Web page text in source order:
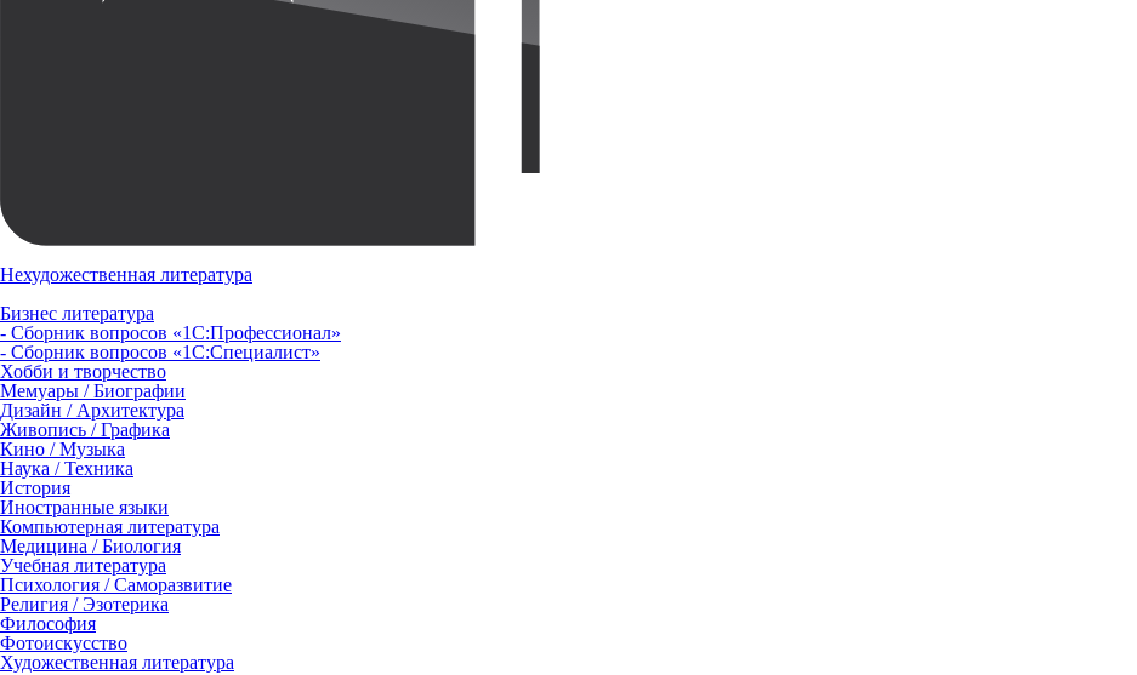
Нехудожественная литература
Бизнес литература
- Сборник вопросов «1С:Профессионал»
- Сборник вопросов «1С:Специалист»
Хобби и творчество
Мемуары / Биографии
Дизайн / Архитектура
Живопись / Графика
Кино / Музыка
Наука / Техника
История
Иностранные языки
Компьютерная литература
Медицина / Биология
Учебная литература
Психология / Саморазвитие
Религия / Эзотерика
Философия
Фотоискусство
Художественная литература